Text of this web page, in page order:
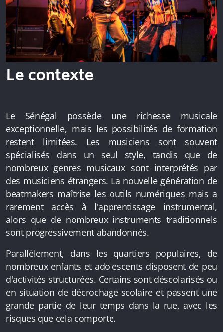
Le contexte
Le Sénégal possède une richesse musicale
exceptionnelle, mais les possibilités de formation
restent limitées. Les musiciens sont souvent
spécialisés dans un seul style, tandis que de
nombreux genres musicaux sont interprétés par
des musiciens étrangers. La nouvelle génération de
beatmakers maîtrise les outils numériques mais a
rarement accès à l'apprentissage instrumental,
alors que de nombreux instruments traditionnels
sont progressivement abandonnés.
Parallèlement, dans les quartiers populaires, de
nombreux enfants et adolescents disposent de peu
d'activités structurées. Certains sont déscolarisés ou
en situation de décrochage scolaire et passent une
grande partie de leur temps dans la rue, avec les
risques que cela comporte.